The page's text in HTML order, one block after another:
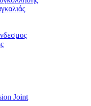
Joint